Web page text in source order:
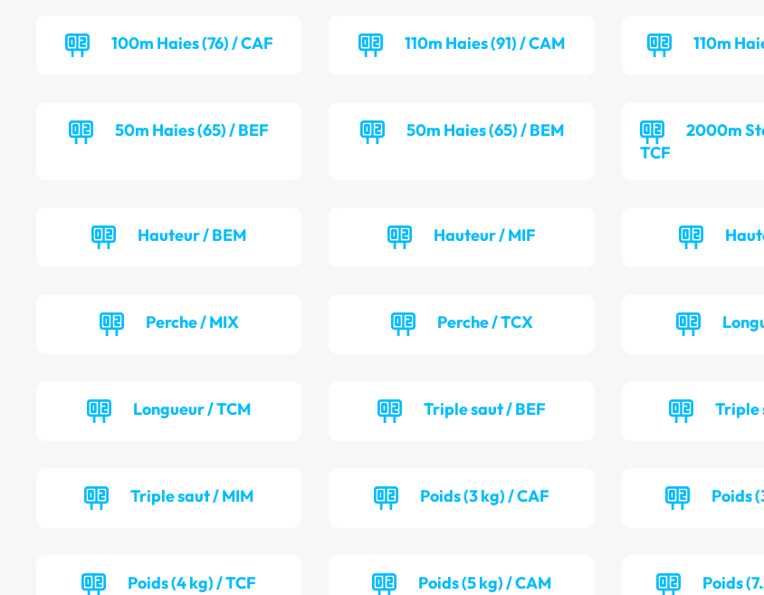
100m Haies (76) / CAF 110m Haies (91) / CAM 110m
50m Haies (65) / BEF 50m Haies (65) / BEM
2000m
TCF
Hauteur / BEM Hauteur / MIF
Perche / MIX Perche / TCX
Longueur / TCM Triple saut / BEF Triple
Triple saut / MIM Poids (3 kg) / CAF Poids
Poids (4 kg) / TCF Poids (5 kg) / CAM Poids